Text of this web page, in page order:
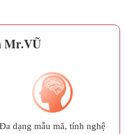
Mr.VŨ
Đa dạng mẫu mã, tính nghệ